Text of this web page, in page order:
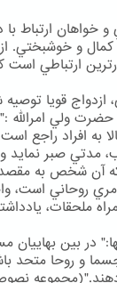
خواهان ارتباط با
و خوشبختي.
ارتباطي است
ازدواج قويا
ولي امرالله
به افراد راجع
مدتي صبر نمايد
كه آن شخص به
روحاني است،
همراه ملحقات،
در بين بهاييان
و روحا متحد
دهند."(مجموعه